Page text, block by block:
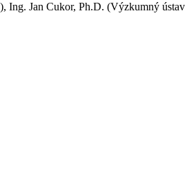
Jan Cukor, Ph.D. (Výzkumný ústav